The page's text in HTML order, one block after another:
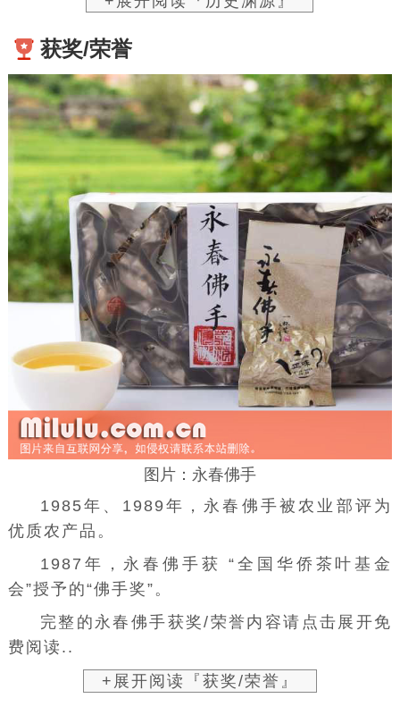
获奖/荣誉
图片：永春佛手
1985年、1989年，永春佛手被农业部评为
优质农产品。
1987年，永春佛手获 “全国华侨茶叶基金
会”授予的“佛手奖”。
完整的永春佛手获奖/荣誉内容请点击展开免
费阅读..
+展开阅读『获奖/荣誉』